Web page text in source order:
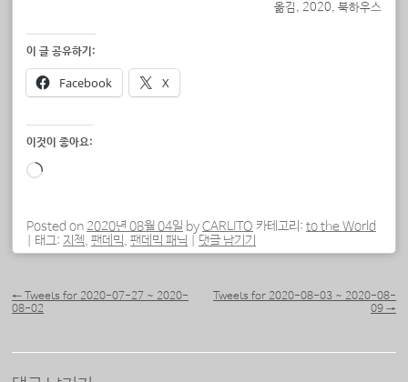
옮김, 2020, 북하우스
이 글 공유하기:
Facebook X
이것이 좋아요:
로
중...
Posted on 2020년 08월 04일 byCARLITO 카테고리: to the World
태그: 지젝, 팬데믹, 팬데믹 패닉 댓글 남기기
← Tweets for 2020-07-27 ~ 2020-
08-02
Tweets for 2020-08-03 ~ 2020-08-
09 →